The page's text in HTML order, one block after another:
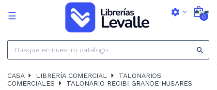

settings 0
Navegación
☰
CASA LIBRERÍA COMERCIAL
TALONARIOS
COMERCIALES
TALONARIO RECIBI GRANDE HUSARES